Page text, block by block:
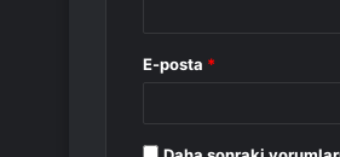
E-posta *